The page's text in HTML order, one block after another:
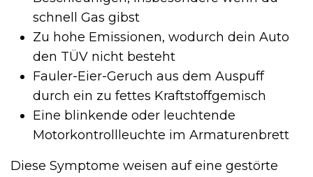
schnell Gas gibst
Zu hohe Emissionen, wodurch dein Auto
den TÜV nicht besteht
Fauler-Eier-Geruch aus dem Auspuff
durch ein zu fettes Kraftstoffgemisch
Eine blinkende oder leuchtende
Motorkontrollleuchte im Armaturenbrett
Diese Symptome weisen auf eine gestörte